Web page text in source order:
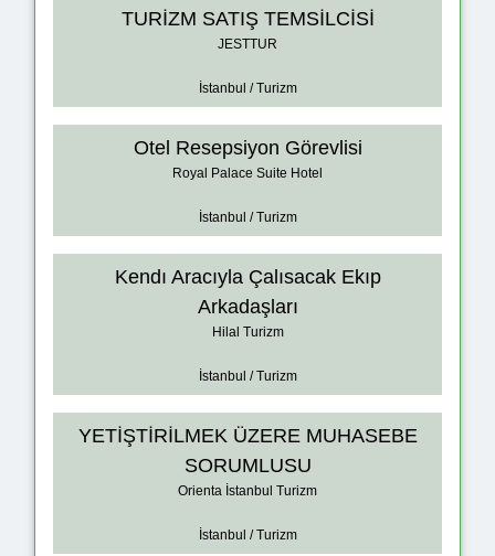
TURİZM SATIŞ TEMSİLCİSİ
JESTTUR
İstanbul / Turizm
Otel Resepsiyon Görevlisi
Royal Palace Suite Hotel
İstanbul / Turizm
Kendı Aracıyla Çalısacak Ekıp
Arkadaşları
Hilal Turizm
İstanbul / Turizm
YETİŞTİRİLMEK ÜZERE MUHASEBE
SORUMLUSU
Orienta İstanbul Turizm
İstanbul / Turizm